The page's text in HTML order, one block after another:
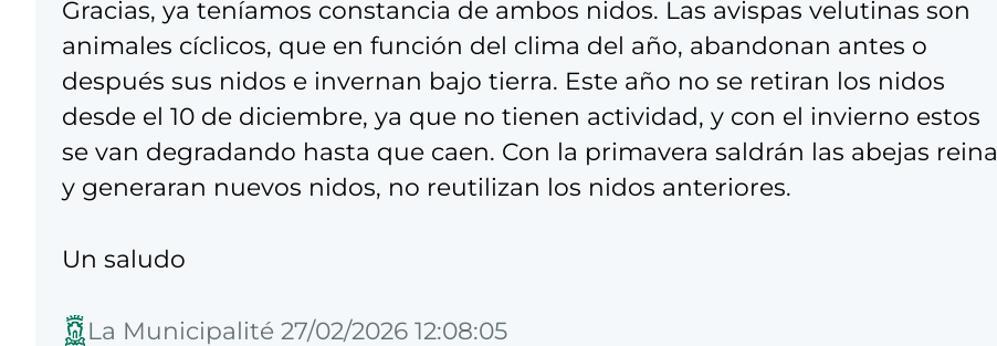
Gracias, ya teníamos constancia de ambos nidos. Las avispas velutinas son
animales cíclicos, que en función del clima del año, abandonan antes o
después sus nidos e invernan bajo tierra. Este año no se retiran los nidos
desde el 10 de diciembre, ya que no tienen actividad, y con el invierno estos
se van degradando hasta que caen. Con la primavera saldrán las abejas reina
y generaran nuevos nidos, no reutilizan los nidos anteriores.
Un saludo
La Municipalité 27/02/2026 12:08:05